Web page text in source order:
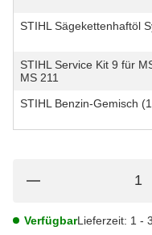
STIHL Sägekettenhaftöl
STIHL Service Kit 9 für
MS 211
STIHL Benzin-Gemisch
VerfügbarLieferzeit: 1 -